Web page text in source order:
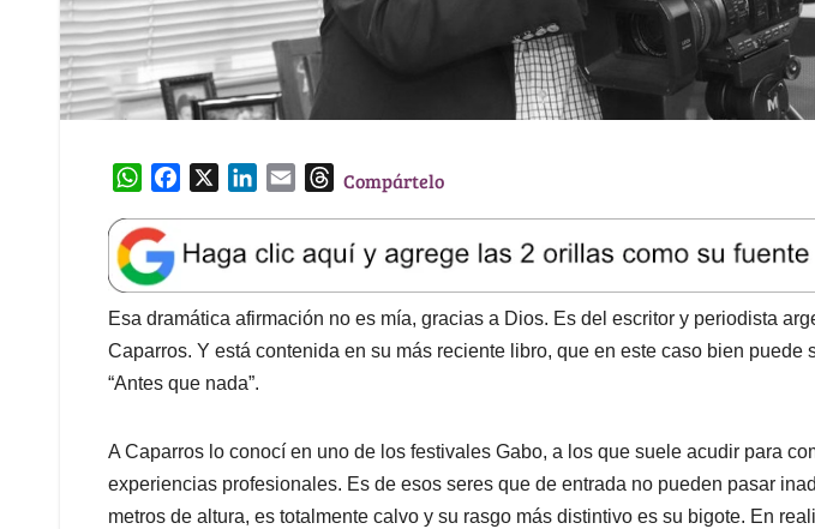
W
a
t
s
A
p
p
e
b
o
o
k
k
e
d
I
l
T
e
a
d
s
Compártelo
Esa dramática afirmación no es mía, gracias a Dios. Es del escritor y periodista
Caparros. Y está contenida en su más reciente libro, que en este caso bien puede
“Antes que nada”.
A Caparros lo conocí en uno de los festivales Gabo, a los que suele acudir para
experiencias profesionales. Es de esos seres que de entrada no pueden pasar
metros de altura, es totalmente calvo y su rasgo más distintivo es su bigote. En